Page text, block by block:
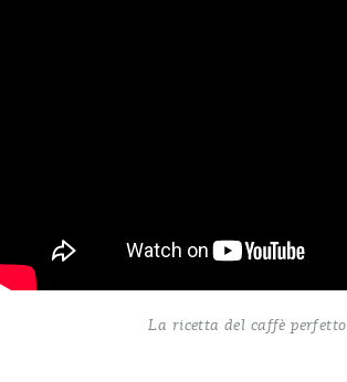
La ricetta del caffè perfetto